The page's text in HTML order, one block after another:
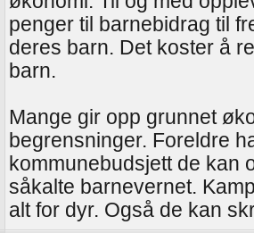
penger til barnebidrag til
deres barn. Det koster å
barn.
Mange gir opp grunnet
begrensninger. Foreldre
kommunebudsjett de kan
såkalte barnevernet.
alt for dyr. Også de kan